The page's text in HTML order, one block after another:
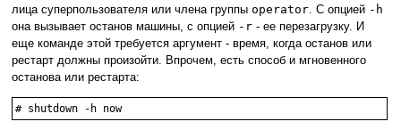
лица суперпользователя или члена группы operator. С опцией -h
она вызывает останов машины, с опцией -r - ее перезагрузку. И
еще команде этой требуется аргумент - время, когда останов или
рестарт должны произойти. Впрочем, есть способ и мгновенного
останова или рестарта:
# shutdown -h now